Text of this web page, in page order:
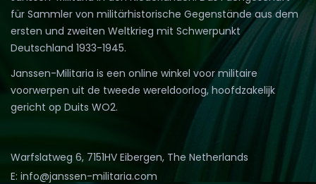
für Sammler von militärhistorische Gegenstände aus dem
ersten und zweiten Weltkrieg mit Schwerpunkt
Deutschland 1933-1945.
Janssen-Militaria is een online winkel voor militaire
voorwerpen uit de tweede wereldoorlog, hoofdzakelijk
gericht op Duits WO2.
Warfslatweg 6, 7151HV Eibergen, The Netherlands
E: info@janssen-militaria.com